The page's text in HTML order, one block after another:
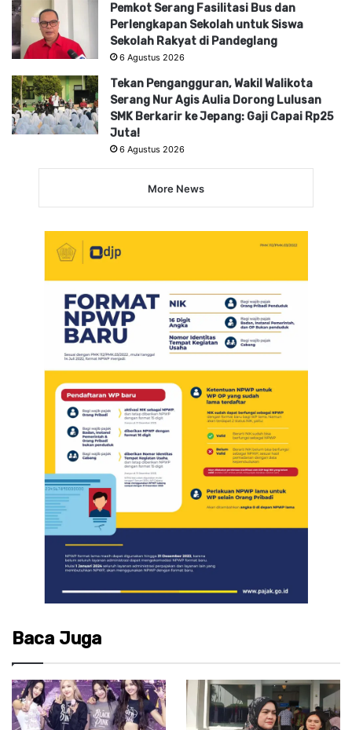
Pemkot Serang Fasilitasi Bus dan
Perlengkapan Sekolah untuk Siswa
Sekolah Rakyat di Pandeglang
6 Agustus 2026
Tekan Pengangguran, Wakil Walikota
Serang Nur Agis Aulia Dorong Lulusan
SMK Berkarir ke Jepang: Gaji Capai Rp25
Juta!
6 Agustus 2026
More News
Baca Juga